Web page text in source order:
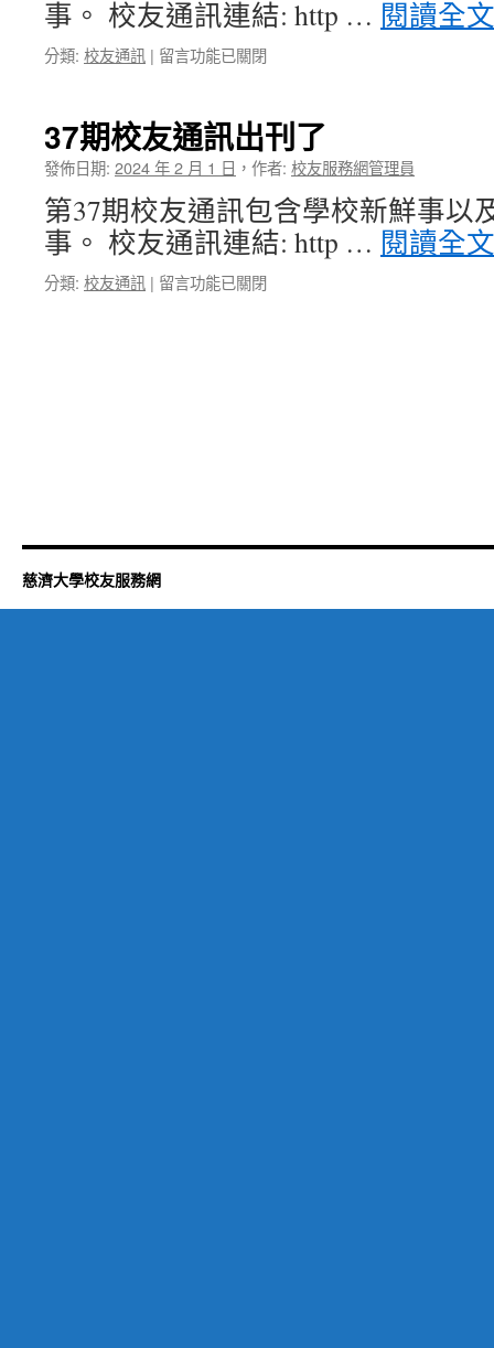
事。 校友通訊連結: http … 閱讀全
分類: 校友通訊 | 在
友
通
出
刊
了〉
中
留言功能已關閉
37期校友通訊出刊了
發佈日期: 2024 年 2 月 1 日 ， 作者: 校友服務網管理員
第37期校友通訊包含學校新鮮事以
事。 校友通訊連結: http … 閱讀全
分類: 校友通訊 | 在
留言功能已關閉
慈濟大學校友服務網